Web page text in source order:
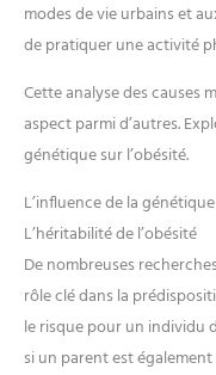
modes de vie urbains et
de pratiquer une activité
Cette analyse des causes
aspect parmi d’autres.
génétique sur l’obésité.
L’influence de la
L’héritabilité de l’obésité
De nombreuses
rôle clé dans la
le risque pour un individu
si un parent est